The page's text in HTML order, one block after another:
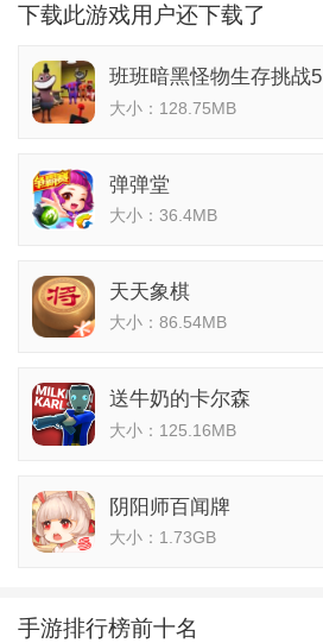
下载此游戏用户还下载了
班班暗黑怪物生存挑战5
大小：128.75MB
弹弹堂
大小：36.4MB
天天象棋
大小：86.54MB
送牛奶的卡尔森
大小：125.16MB
阴阳师百闻牌
大小：1.73GB
手游排行榜前十名